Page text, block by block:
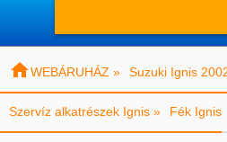
WEBÁRUHÁZ » Suzuki Ignis
Szervíz alkatrészek Ignis » Fék Ignis